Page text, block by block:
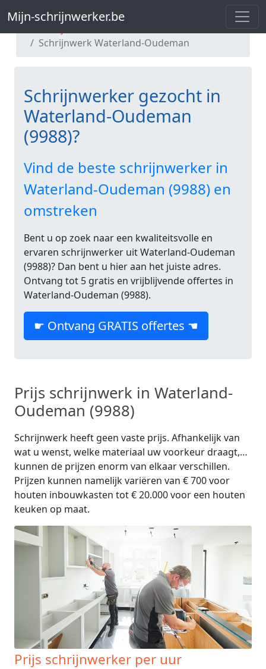
Mijn-schrijnwerker.be
Mijn-schrijnwerker.be
Schrijnwerk Waterland-Oudeman
Schrijnwerker gezocht in
Waterland-Oudeman
(9988)?
Vind de beste schrijnwerker in
Waterland-Oudeman (9988) en
omstreken
Bent u op zoek naar een kwaliteitsvolle en
ervaren schrijnwerker uit Waterland-Oudeman
(9988)? Dan bent u hier aan het juiste adres.
Ontvang tot 5 gratis en vrijblijvende offertes in
Waterland-Oudeman (9988).
☛ Ontvang GRATIS offertes ☚
Prijs schrijnwerk in Waterland-
Oudeman (9988)
Schrijnwerk heeft geen vaste prijs. Afhankelijk van
wat u wenst, welke materiaal uw voorkeur draagt,…
kunnen de prijzen enorm van elkaar verschillen.
Prijzen kunnen namelijk variëren van € 700 voor
houten inbouwkasten tot € 20.000 voor een houten
keuken op maat.
Prijs schrijnwerker per uur